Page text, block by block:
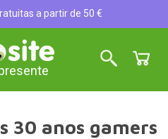
a partir de 50 €
30 anos gamers